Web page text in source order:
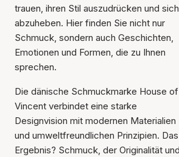
trauen, ihren Stil auszudrücken und sich
abzuheben. Hier finden Sie nicht nur
Schmuck, sondern auch Geschichten,
Emotionen und Formen, die zu Ihnen
sprechen.
Die dänische Schmuckmarke House of
Vincent verbindet eine starke
Designvision mit modernen Materialien
und umweltfreundlichen Prinzipien. Das
Ergebnis? Schmuck, der Originalität und